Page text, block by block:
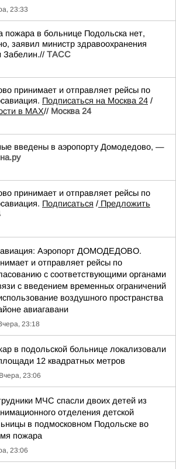
23:33
пожара в больнице Подольска нет,
заявил министр здравоохранения
Забелин.// ТАСС
принимает и отправляет рейсы по
Подписаться на Москва 24 /
в MAX// Москва 24
введены в аэропорту Домодедово, —
принимает и отправляет рейсы по
Подписаться / Предложить
Аэропорт ДОМОДЕДОВО.
и отправляет рейсы по
с соответствующими органами
с введением временных ограничений
воздушного пространства
авиагавани
23:18
в подольской больнице локализовали
12 квадратных метров
Вчера, 23:06
МЧС спасли двоих детей из
отделения детской
в подмосковном Подольске во
пожара
23:06